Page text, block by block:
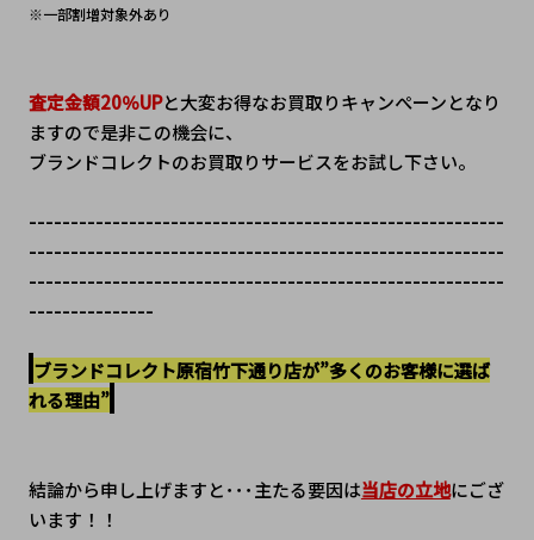
※一部割増対象外あり
査定金額20％UPと大変お得なお買取りキャンぺーンとなり
ますので是非この機会に、
ブランドコレクトのお買取りサービスをお試し下さい。
---------------------------------------------------------
---------------------------------------------------------
---------------------------------------------------------
---------------
ブランドコレクト原宿竹下通り店が”多くのお客様に選ば
れる理由”
結論から申し上げますと･･･主たる要因は当店の立地にござ
います！！